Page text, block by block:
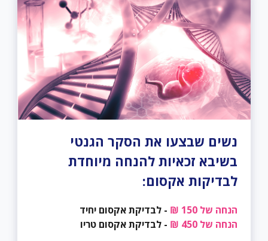
נשים שבצעו את הסקר הגנטי
בשיבא זכאיות להנחה מיוחדת
לבדיקות אקסום:
הנחה של 150 ₪
- לבדיקת אקסום יחיד
הנחה של 450 ₪
- לבדיקת אקסום טריו